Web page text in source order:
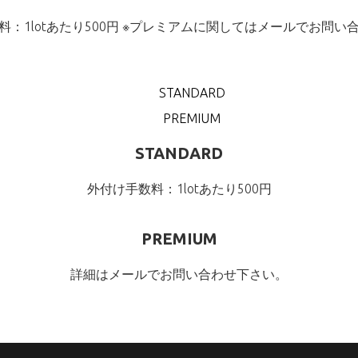
：1lotあたり500円 ※プレミアムに関してはメールでお問い合
STANDARD
PREMIUM
STANDARD
外付け手数料：1lotあたり500円
PREMIUM
詳細はメールでお問い合わせ下さい。